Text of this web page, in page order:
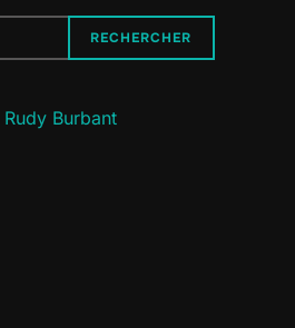
RECHERCHER
Rudy Burbant